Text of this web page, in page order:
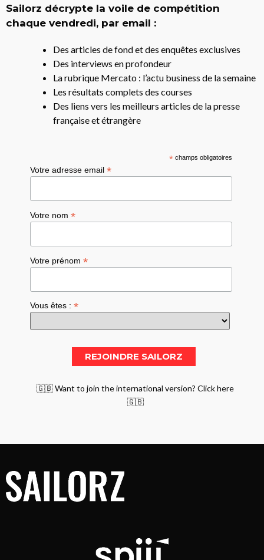
Sailorz décrypte la voile de compétition
chaque vendredi, par email :
Des articles de fond et des enquêtes exclusives
Des interviews en profondeur
La rubrique Mercato : l’actu business de la semaine
Les résultats complets des courses
Des liens vers les meilleurs articles de la presse
française et étrangère
*champs obligatoires
Votre adresse email*
Votre nom*
Votre prénom*
Vous êtes :*
🇬🇧 Want to join the international version? Click here
🇬🇧